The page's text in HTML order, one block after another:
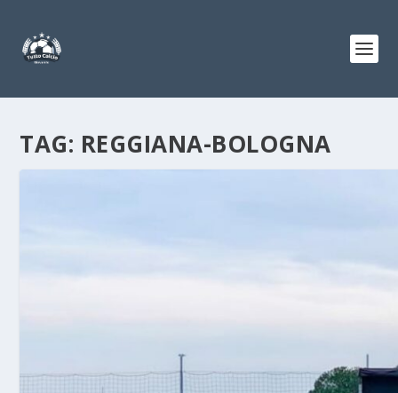
TAG: REGGIANA-BOLOGNA